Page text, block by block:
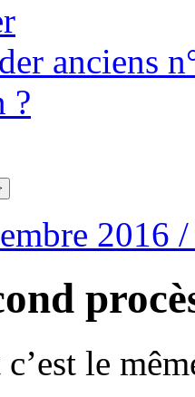
anciens
?
2016
le